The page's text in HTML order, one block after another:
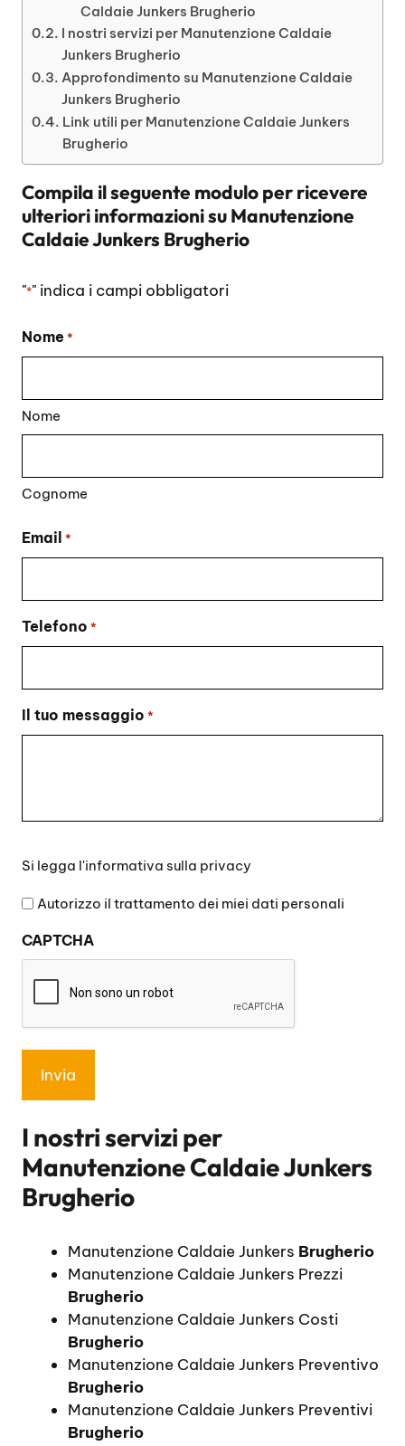
Caldaie Junkers Brugherio
I nostri servizi per Manutenzione Caldaie
Junkers Brugherio
Approfondimento su Manutenzione Caldaie
Junkers Brugherio
Link utili per Manutenzione Caldaie Junkers
Brugherio
Compila il seguente modulo per ricevere
ulteriori informazioni suManutenzione
Caldaie Junkers Brugherio
"*" indica i campi obbligatori
Nome *
Nome
Cognome
Email *
Telefono *
Il tuo messaggio *
legga
l'informativa
privacy
Si legga l'informativa sulla privacy
Autorizzo il trattamento dei miei dati personali
CAPTCHA
I nostri servizi per
Manutenzione Caldaie Junkers
Brugherio
Manutenzione Caldaie Junkers Brugherio
Manutenzione Caldaie Junkers Prezzi
Brugherio
Manutenzione Caldaie Junkers Costi
Brugherio
Manutenzione Caldaie Junkers Preventivo
Brugherio
Manutenzione Caldaie Junkers Preventivi
Brugherio